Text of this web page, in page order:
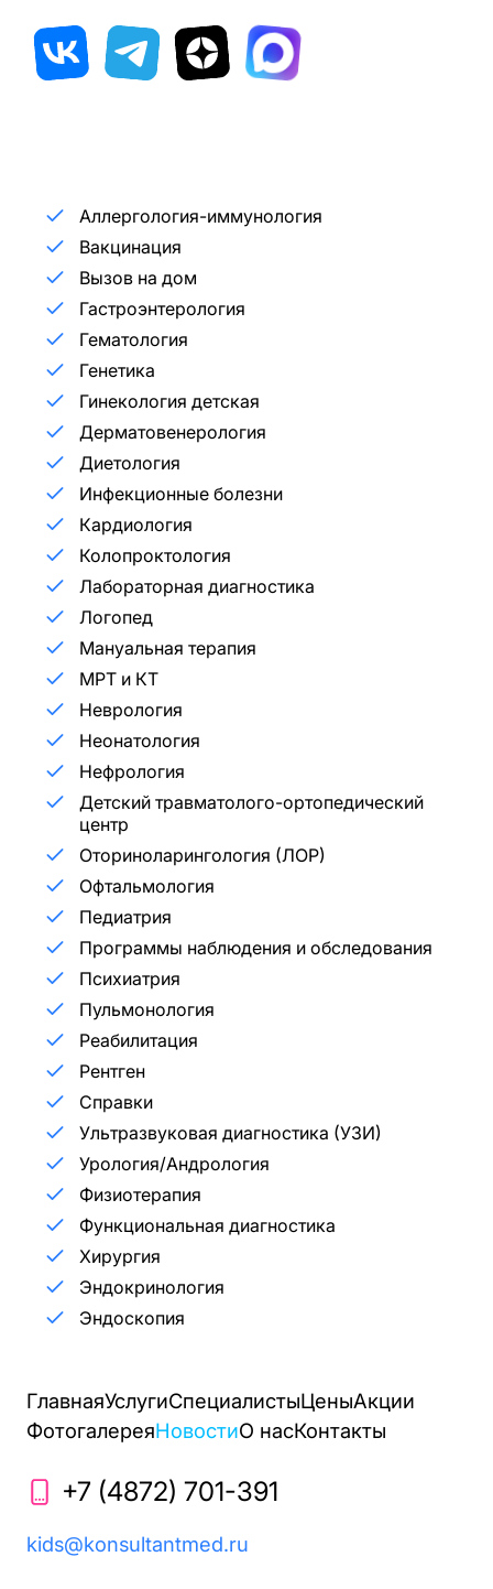
Аллергология-иммунология
Вакцинация
Вызов на дом
Гастроэнтерология
Гематология
Генетика
Гинекология детская
Дерматовенерология
Диетология
Инфекционные болезни
Кардиология
Колопроктология
Лабораторная диагностика
Логопед
Мануальная терапия
МРТ и КТ
Неврология
Неонатология
Нефрология
Детский травматолого-ортопедический
центр
Оториноларингология (ЛОР)
Офтальмология
Педиатрия
Программы наблюдения и обследования
Психиатрия
Пульмонология
Реабилитация
Рентген
Справки
Ультразвуковая диагностика (УЗИ)
Урология/Андрология
Физиотерапия
Функциональная диагностика
Хирургия
Эндокринология
Эндоскопия
ГлавнаяУслугиСпециалистыЦеныАкции
ФотогалереяНовостиО насКонтакты
+7 (4872) 701-391
kids@konsultantmed.ru